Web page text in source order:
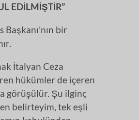
EDİLMİŞTİR”
bir
İtalyan Ceza
hükümler de içeren
görüşülür. Şu ilginç
belirteyim, tek eşli